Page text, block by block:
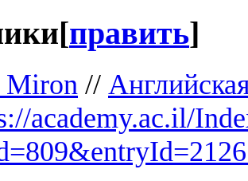
[править]
Miron //
academy.ac.il/